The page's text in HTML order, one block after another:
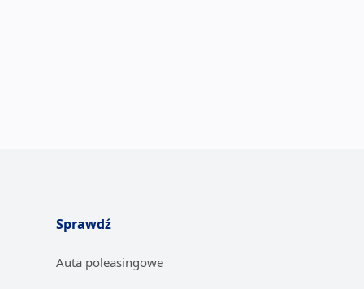
technologii pochodzących z koncernu Renault.
napraw.
Sprawdź
Auta poleasingowe